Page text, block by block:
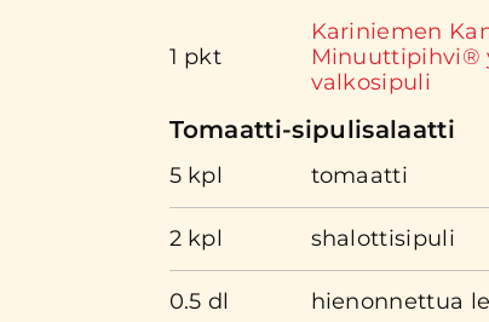
1 pkt
Kariniemen
Minuuttipihvi®
valkosipuli
Tomaatti-sipulisalaatti
5 kpl tomaatti
2 kpl shalottisipuli
0.5 dl hienonnettua